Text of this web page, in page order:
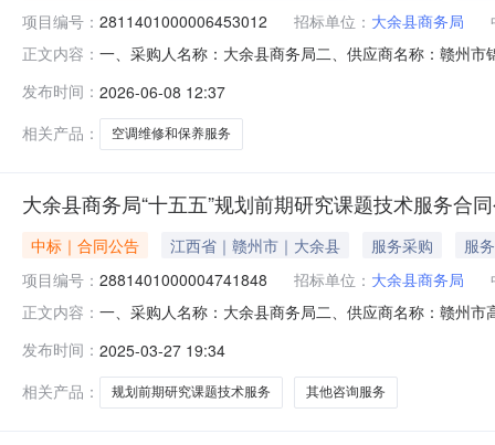
项目编号： 2811401000006453012 招标单位： 大余县商务局
正文内容： 一、采购人名称：大余县商务局二、供应商名称：赣州
项：具体搬迁安装明细见《大余县数字直播电商基地设
发布时间： 2026-06-08 12:37
相关产品：
空调维修和保养服务
大余县商务局“十五五”规划前期研究课题技术服务合
中标｜合同公告 江西省｜赣州市｜大余县 服务采购
服务
项目编号： 2881401000004741848 招标单位： 大余县商务局
正文内容： 一、采购人名称：大余县商务局二、供应商名称：赣州
编制《大余县“十五五”深化对内对外开放规划前期研究》
发布时间： 2025-03-27 19:34
相关产品：
规划前期研究课题技术服务 其他咨询服务